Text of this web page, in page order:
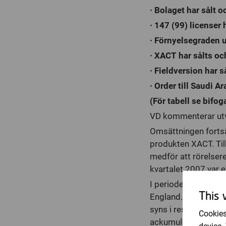
· Bolaget har sålt
· 147 (99) licenser
· Förnyelsegraden
· XACT har sålts
· Fieldversion har
· Order till Saudi
(För tabell se
VD kommenterar
Omsättningen
produkten XACT.
medför att
kvartalet 2007 var
I perioden har vi
England. På grund
syns i
ackumulerade
This